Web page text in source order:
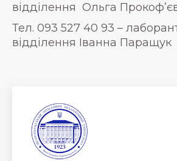
відділення Ольга
Тел. 093 527 40 93 –
відділення Іванна Паращук